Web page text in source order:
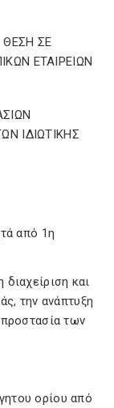
από 1η
και
την ανάπτυξη
των
ορίου από
ΘΕΣΗ ΣΕ
ΕΤΑΙΡΕΙΩΝ
ΙΔΙΩΤΙΚΗΣ